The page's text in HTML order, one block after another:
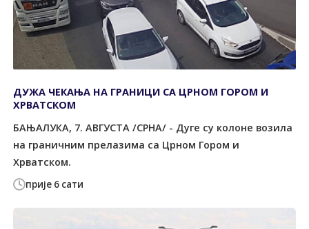
прије 6 сати
ДУЖА ЧЕКАЊА НА ГРАНИЦИ СА ЦРНОМ ГОРОМ И
ХРВАТСКОМ
БАЊАЛУКА, 7. АВГУСТА /СРНА/ - Дуге су колоне возила
на граничним прелазима са Црном Гором и
Хрватском.